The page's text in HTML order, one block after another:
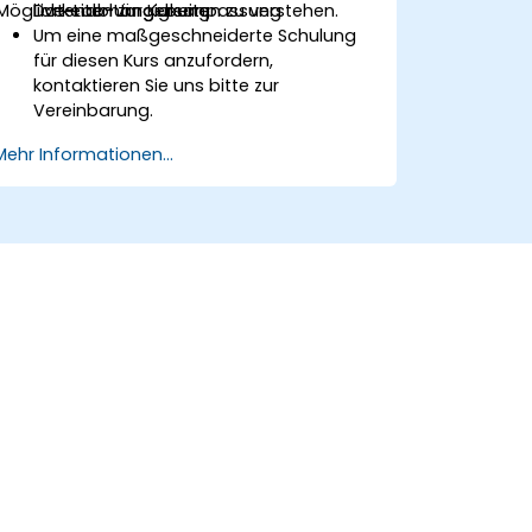
Datenabhängigkeiten zu verstehen.
Live-Lab-Umgebung.
zur Kursanpassung
Um eine maßgeschneiderte Schulung
für diesen Kurs anzufordern,
kontaktieren Sie uns bitte zur
Vereinbarung.
Informationen...